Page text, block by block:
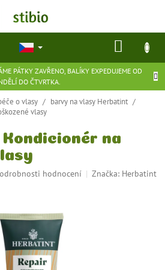
PÁTKY ZAVŘENO, BALÍKY EXPEDUJEME OD
DO ČTVRTKA.
o vlasy / barvy na vlasy Herbatint /
vlasy
Kondicionér na
hodnocení Značka: Herbatint